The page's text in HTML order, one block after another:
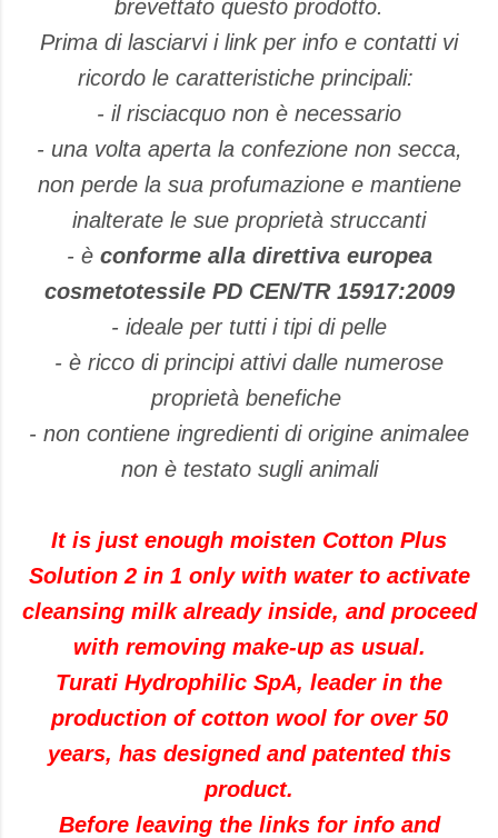
brevettato questo prodotto.
Prima di lasciarvi i link per info e contatti vi
ricordo le caratteristiche principali:
- il risciacquo non è necessario
- una volta aperta la confezione non secca,
non perde la sua profumazione e mantiene
inalterate le sue proprietà struccanti
- è conforme alla direttiva europea
cosmetotessile PD CEN/TR 15917:2009
- ideale per tutti i tipi di pelle
- è ricco di principi attivi dalle numerose
proprietà benefiche
- non contiene ingredienti di origine animalee
non è testato sugli animali
It is just enough moisten Cotton Plus
Solution 2 in 1 only with water to activate
cleansing milk already inside, and proceed
with removing make-up as usual.
Turati Hydrophilic SpA, leader in the
production of cotton wool for over 50
years, has designed and patented this
product.
Before leaving the links for info and